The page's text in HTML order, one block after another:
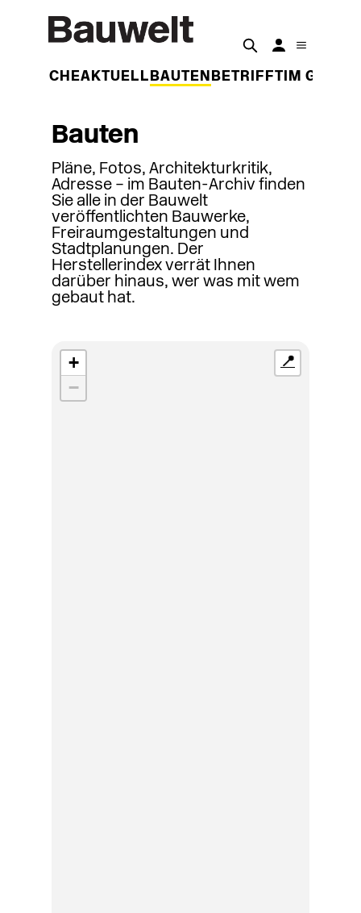
WOCHEAKTUELL BAUTEN BETRIFFT IM
Bauten
Pläne, Fotos, Architekturkritik,
Adresse – im Bauten-Archiv finden
Sie alle in der Bauwelt
veröffentlichten Bauwerke,
Freiraumgestaltungen und
Stadtplanungen. Der
Herstellerindex verrät Ihnen
darüber hinaus, wer was mit wem
gebaut hat.
+
−
📍